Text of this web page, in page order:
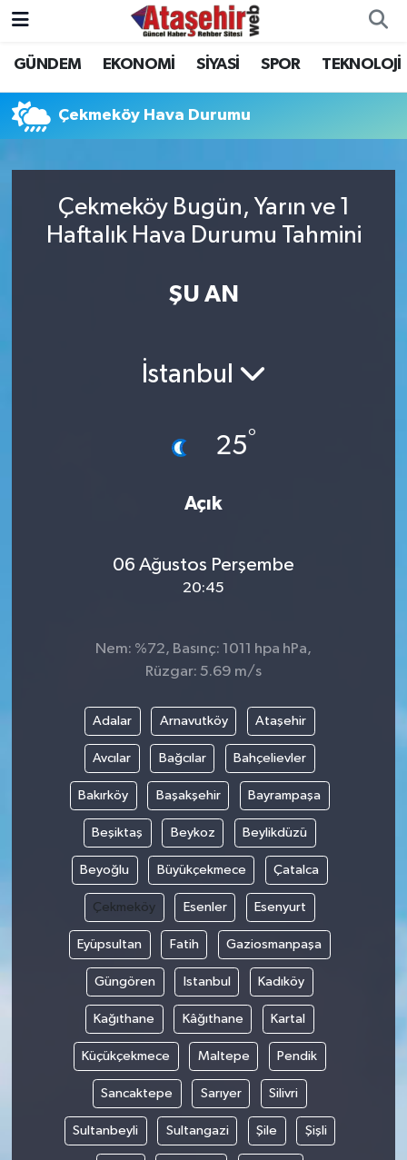
GÜNDEM EKONOMİ SİYASİ SPOR TEKNOLOJİ
Çekmeköy Hava Durumu
Çekmeköy Bugün, Yarın ve 1
Haftalık Hava Durumu Tahmini
ŞU AN
İstanbul
25°
Açık
06 Ağustos Perşembe
20:45
Nem: %72, Basınç: 1011 hpa hPa,
Rüzgar: 5.69 m/s
Adalar Arnavutköy Ataşehir
Avcılar Bağcılar Bahçelievler
Bakırköy Başakşehir Bayrampaşa
Beşiktaş Beykoz Beylikdüzü
Beyoğlu Büyükçekmece Çatalca
Çekmeköy Esenler Esenyurt
Eyüpsultan Fatih Gaziosmanpaşa
Güngören Istanbul Kadıköy
Kağıthane Kâğıthane Kartal
Küçükçekmece Maltepe Pendik
Sancaktepe Sarıyer Silivri
Sultanbeyli Sultangazi Şile Şişli
Hava Durumu
Trafik Durumu
Tüm Manşetler